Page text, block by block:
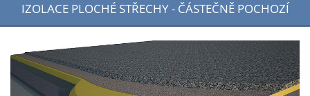
IZOLACE PLOCHÉ STŘECHY - ČÁSTEČNĚ POCHOZÍ